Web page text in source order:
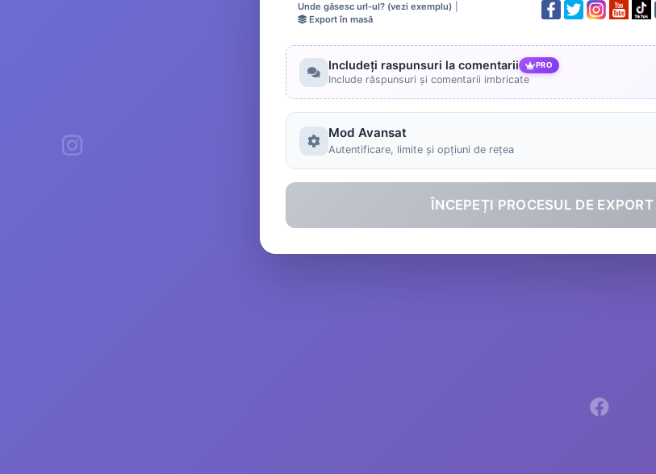
Unde găsesc url-ul? (vezi exemplu)
Export în masă
Includeți raspunsuri la comentarii PRO
Include răspunsuri și comentarii imbricate
Mod Avansat
Autentificare, limite și opțiuni de rețea
ÎNCEPEȚI PROCESUL DE EXPORT